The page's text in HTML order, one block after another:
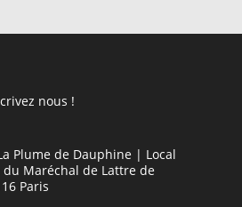
nous !
Plume de Dauphine | Local
du Maréchal de Lattre de
Paris